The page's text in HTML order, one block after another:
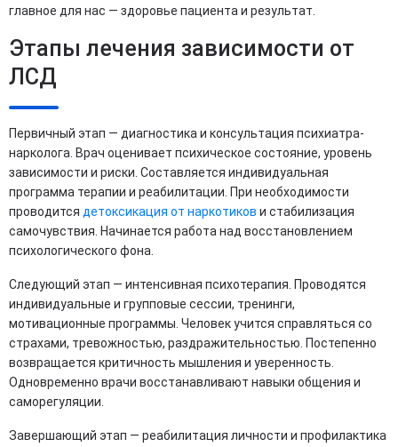
главное для нас — здоровье пациента и результат.
Этапы лечения зависимости от
ЛСД
Первичный этап — диагностика и консультация психиатра-
нарколога. Врач оценивает психическое состояние, уровень
зависимости и риски. Составляется индивидуальная
программа терапии и реабилитации. При необходимости
проводится детоксикация от наркотиков и стабилизация
самочувствия. Начинается работа над восстановлением
психологического фона.
Следующий этап — интенсивная психотерапия. Проводятся
индивидуальные и групповые сессии, тренинги,
мотивационные программы. Человек учится справляться со
страхами, тревожностью, раздражительностью. Постепенно
возвращается критичность мышления и уверенность.
Одновременно врачи восстанавливают навыки общения и
саморегуляции.
Завершающий этап — реабилитация личности и профилактика